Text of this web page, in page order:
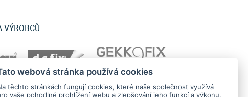
VÝROBCŮ
webová stránka používá cookies
těchto stránkách fungují cookies, které naše společnost využívá
vaše pohodlné prohlížení webu a zlepšování jeho funkcí a výkonu.